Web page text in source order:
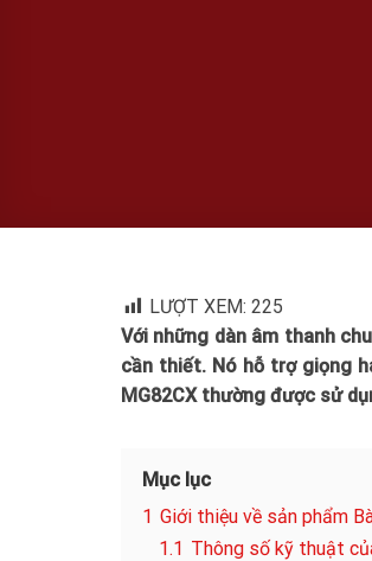
LƯỢT XEM: 225
Với những dàn âm thanh
cần thiết. Nó hỗ trợ giọng
MG82CX thường được sử
Mục lục
1 Giới thiệu về sản phẩm
1.1 Thông số kỹ thuật